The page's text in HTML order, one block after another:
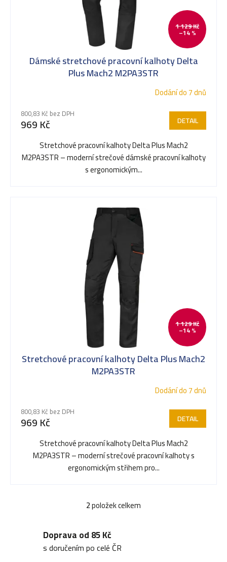
1 129 Kč
–14 %
Dámské stretchové pracovní kalhoty Delta
Plus Mach2 M2PA3STR
Dodání do 7 dnů
800,83 Kč bez DPH
969 Kč DETAIL
Stretchové pracovní kalhoty Delta Plus Mach2
M2PA3STR – moderní strečové dámské pracovní kalhoty
s ergonomickým...
1 129 Kč
–14 %
Stretchové pracovní kalhoty Delta Plus Mach2
M2PA3STR
Dodání do 7 dnů
800,83 Kč bez DPH
969 Kč DETAIL
Stretchové pracovní kalhoty Delta Plus Mach2
M2PA3STR – moderní strečové pracovní kalhoty s
ergonomickým střihem pro...
O
l
2položek celkem
Doprava od 85 Kč
s doručením po celé ČR